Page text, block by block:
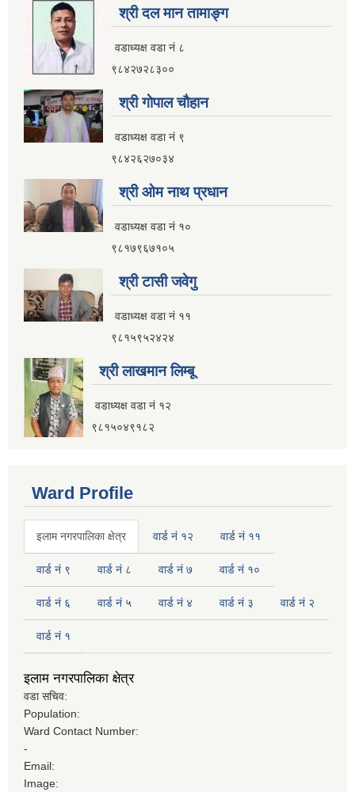
श्री दल मान तामाङ्ग
वडाध्यक्ष वडा नं ८
९८४२७२८३००
श्री गाेपाल चाैहान
वडाध्यक्ष वडा नं ९
९८४२६२७०३४
श्री ओम नाथ प्रधान
वडाध्यक्ष वडा नं १०
९८१७९६७१०५
श्री टासी जवेगु
वडाध्यक्ष वडा नं ११
९८१५९५२४२४
श्री लाखमान लिम्बू
वडाध्यक्ष वडा नं १२
९८१५०४९१८२
Ward Profile
इलाम नगरपालिका क्षेत्र वार्ड नं १२ वार्ड नं ११
वार्ड नं ९ वार्ड नं ८ वार्ड नं ७ वार्ड नं १०
वार्ड नं ६ वार्ड नं ५ वार्ड नं ४ वार्ड नं ३ वार्ड नं २
वार्ड नं १
इलाम नगरपालिका क्षेत्र
वडा सचिव:
Population:
Ward Contact Number:
-
Email:
Image: